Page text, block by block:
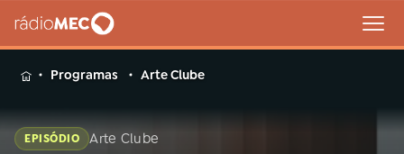
MENUProgramas Arte Clube
EPISÓDIO Arte Clube